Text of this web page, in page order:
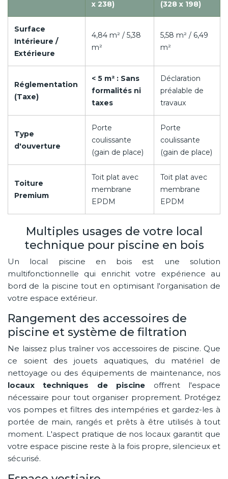
x 238) (328 x 198)
Surface
Intérieure /
Extérieure
4,84 m² / 5,38
m²
5,58 m² / 6,49
m²
Réglementation
(Taxe)
< 5 m² : Sans
formalités ni
taxes
Déclaration
préalable de
travaux
Type
d'ouverture
Porte
coulissante
(gain de place)
Porte
coulissante
(gain de place)
Toiture
Premium
Toit plat avec
membrane
EPDM
Toit plat avec
membrane
EPDM
Multiples usages de votre local
technique pour piscine en bois
Un local piscine en bois est une solution
multifonctionnelle qui enrichit votre expérience au
bord de la piscine tout en optimisant l'organisation de
votre espace extérieur.
Rangement des accessoires de
piscine et système de filtration
Ne laissez plus traîner vos accessoires de piscine. Que
ce soient des jouets aquatiques, du matériel de
nettoyage ou des équipements de maintenance, nos
locaux techniques de piscine offrent l'espace
nécessaire pour tout organiser proprement. Protégez
vos pompes et filtres des intempéries et gardez-les à
portée de main, rangés et prêts à être utilisés à tout
moment. L'aspect pratique de nos locaux garantit que
votre espace piscine reste à la fois propre, silencieux et
sécurisé.